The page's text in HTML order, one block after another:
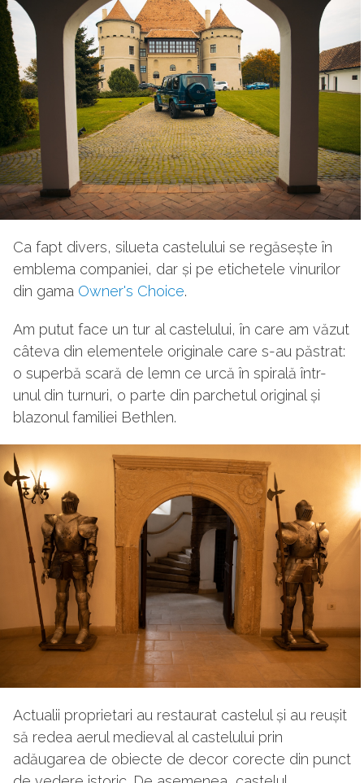
Ca fapt divers, silueta castelului se regăsește în
emblema companiei, dar și pe etichetele vinurilor
din gama Owner's Choice.
Am putut face un tur al castelului, în care am văzut
câteva din elementele originale care s-au păstrat:
o superbă scară de lemn ce urcă în spirală într-
unul din turnuri, o parte din parchetul original și
blazonul familiei Bethlen.
Actualii proprietari au restaurat castelul și au reușit
să redea aerul medieval al castelului prin
adăugarea de obiecte de decor corecte din punct